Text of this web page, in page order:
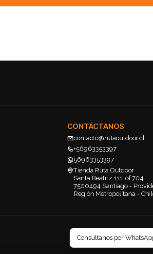
CONTÁCTANOS
contacto@rutaoutdoor.cl
+56963353397
56963353397
Tienda Ruta Outdoor
Santa Beatriz 111, of 704
7500494 Santiago -
Región Metropolitana -
Consultanos por